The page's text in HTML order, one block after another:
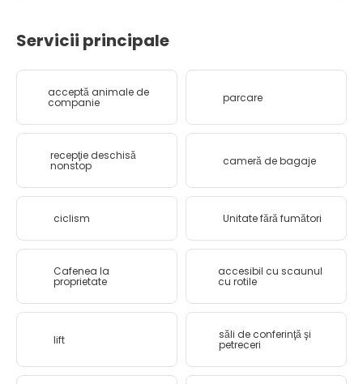
Servicii principale
acceptă animale de
companie parcare
recepţie deschisă
nonstop cameră de bagaje
ciclism Unitate fără fumători
Cafenea la
proprietate
accesibil cu scaunul
cu rotile
lift săli de conferinţă şi
petreceri